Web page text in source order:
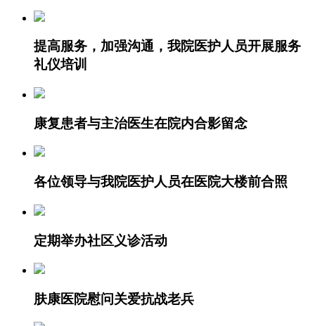
提高服务，加强沟通，我院医护人员开展服务
礼仪培训
康复患者与主治医生在院内合影留念
各位领导与我院医护人员在医院大楼前合照
定期举办社区义诊活动
肤康医院慰问关爱抗战老兵